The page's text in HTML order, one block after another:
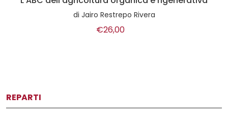
di Jairo Restrepo Rivera
€26,00
REPARTI